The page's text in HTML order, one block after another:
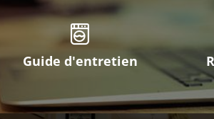
Guide d'entretien